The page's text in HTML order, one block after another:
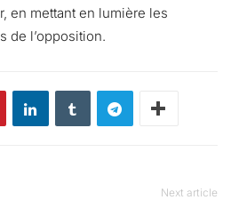
en mettant en lumière les
de l’opposition.
Next article